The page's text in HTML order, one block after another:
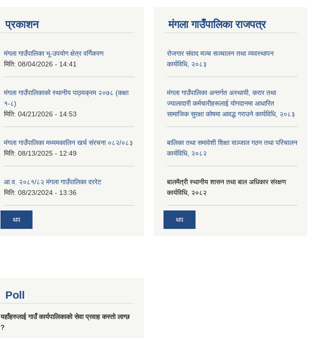
प्रकाशन
मंगला गाउँपालिका भू-उपयोग क्षेत्र वर्गिकरण
मिति: 08/04/2026 - 14:41
मंगला गाउँपालिकाको स्थानीय पाठ्यक्रम २०७८ (कक्षा
१-८)
मिति: 04/21/2026 - 14:53
मंगला गाउँपालिका मध्यमकालिन खर्च संरचना ०८२/०८३
मिति: 08/13/2025 - 12:49
आ.व. २०८१/८२ मंगला गाउँपालिका दररेट
मिति: 08/23/2024 - 13:36
थप
मंगला गाउँपालिका राजपत्र
रोजगार संवाद मञ्च सञ्चालन तथा व्यवस्थापन
कार्यविधि, २०८३
मंगला गाउँपालिका अन्तर्गत अस्थायी, करार तथा
ज्यालादारी कर्मचारीहरूलाई योगदानमा आधारित
सामाजिक सुरक्षा कोषमा आवद्ध गराउने कार्यविधि, २०८३
बालिका तथा समावेशी शिक्षा सञ्जाल गठन तथा परिचालन
कार्यविधि, २०८२
बालमैत्री स्थानीय शासन तथा बाल अधिकार संरक्षण
कार्यविधि, २०८२
थप
Poll
यहाँहरुलाई गाउँ कार्यपालिकाको सेवा प्रवाह कस्तो लाग्छ
?